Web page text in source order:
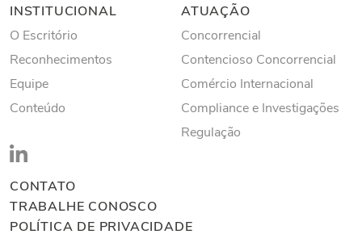
INSTITUCIONAL
O Escritório
Reconhecimentos
Equipe
Conteúdo
ATUAÇÃO
Concorrencial
Contencioso Concorrencial
Comércio Internacional
Compliance e Investigações
Regulação
CONTATO
TRABALHE CONOSCO
POLÍTICA DE PRIVACIDADE